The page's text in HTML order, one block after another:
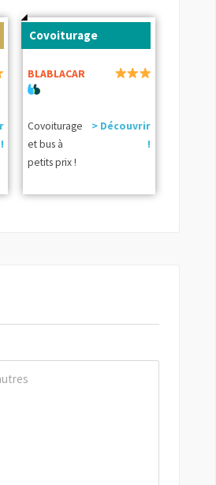
!
Covoiturage
BLABLACAR
Covoiturage
et bus à
petits prix !
> Découvrir
!